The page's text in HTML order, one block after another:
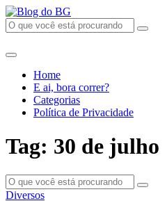
Home
E ai, bora correr?
Categorias
Política de Privacidade
Tag: 30 de julho
Diversos